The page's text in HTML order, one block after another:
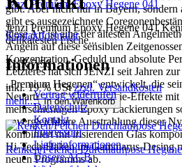
gibt. Aber nicht nur in Bayern, sondern
gibt es ausgezeichnete
diese Art ist eine der ältesten
Angeln auf diese sensiblen
Konzentration, Geduld und absolute
Letzteres hat sich JENZI seit Jahren
„Premium Hegenen“ entwickelt, die
Neuartige 3-D Holographie-Effekte mit
mehrschichtigen Epoxy Lackierungen
unvergleichbare Ausstrahlung dieser
kombiniert mit irisierenden Glas
Hi-Tech-Haken im Gammarus-Desing
neuen Programms ab.
Jenzi Premium Epoxy Hegene 041
Jenzi Premium Epoxy Hegene 041
delikatesten Fische...
EUR 7,50
inkl. 19 % UStzzgl. Versandkosten
mehr... In den Warenkorb
Renken/Felchen Durchlaufpose
Kontaktformular
Informationen
Vertrag widerrufen
Datenschutz
Kontakt
Impressum
Lieferinformationen
Unsere AGB